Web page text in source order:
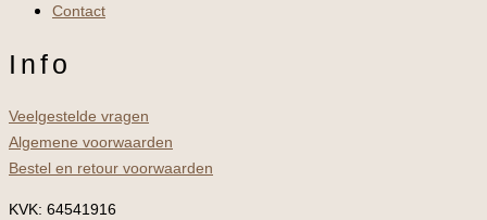
Contact
Info
Veelgestelde vragen
Algemene voorwaarden
Bestel en retour voorwaarden
KVK: 64541916